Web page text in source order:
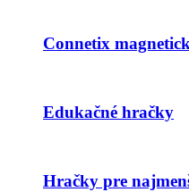
Connetix
Edukačné hračky
Hračky pre